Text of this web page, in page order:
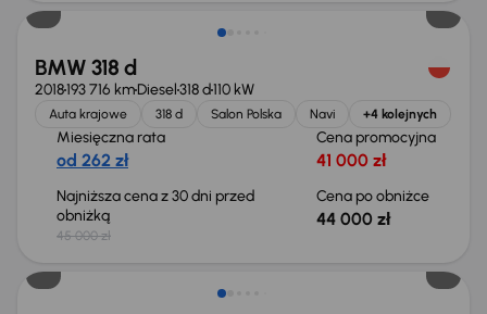
BMW 318 d
2018193 716 kmDiesel318 d110 kW
Auta krajowe 318 d Salon Polska Navi +4 kolejnych
Miesięczna rata
od 262 zł
Cena promocyjna
41 000 zł
Najniższa cena z 30 dni przed
obniżką
45 000 zł
Cena po obniżce
44 000 zł